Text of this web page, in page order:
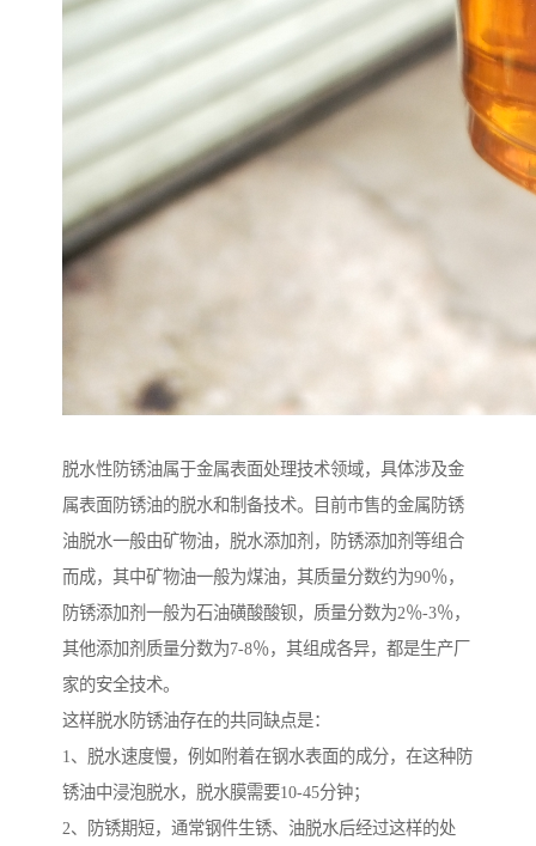
脱水性防锈油属于金属表面处理技术领域，具体涉及金
属表面防锈油的脱水和制备技术。目前市售的金属防锈
油脱水一般由矿物油，脱水添加剂，防锈添加剂等组合
而成，其中矿物油一般为煤油，其质量分数约为90％，
防锈添加剂一般为石油磺酸酸钡，质量分数为2％-3％，
其他添加剂质量分数为7-8％，其组成各异，都是生产厂
家的安全技术。
这样脱水防锈油存在的共同缺点是：
1、脱水速度慢，例如附着在钢水表面的成分，在这种防
锈油中浸泡脱水，脱水膜需要10-45分钟；
2、防锈期短，通常钢件生锈、油脱水后经过这样的处